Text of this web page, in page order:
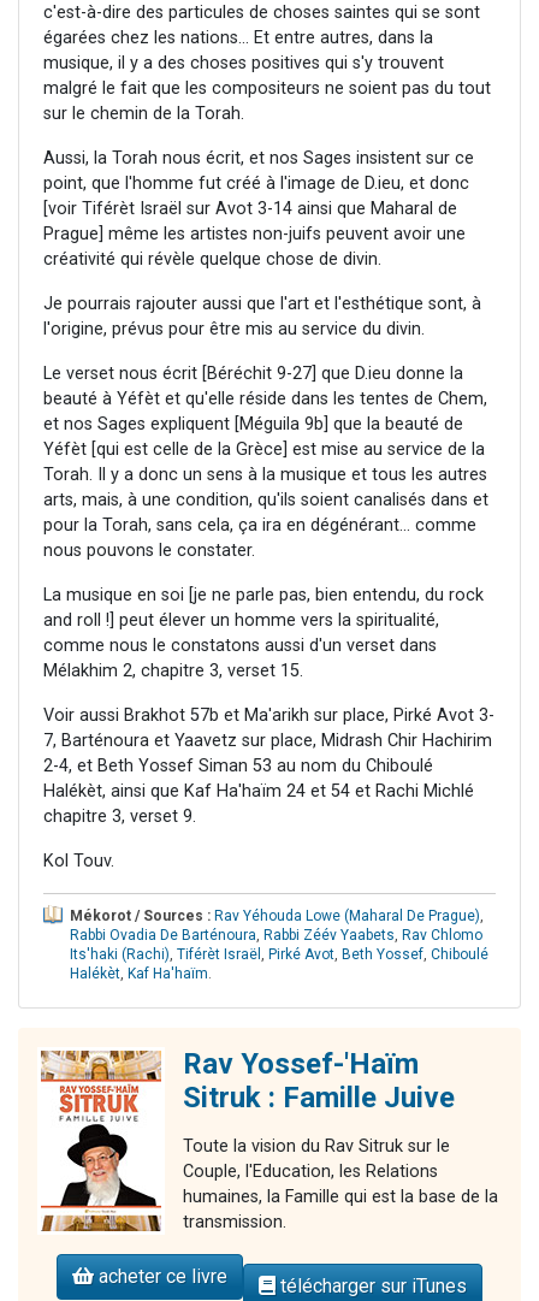
c'est-à-dire des particules de choses saintes qui se sont
égarées chez les nations... Et entre autres, dans la
musique, il y a des choses positives qui s'y trouvent
malgré le fait que les compositeurs ne soient pas du tout
sur le chemin de la Torah.
Aussi, la Torah nous écrit, et nos Sages insistent sur ce
point, que l'homme fut créé à l'image de D.ieu, et donc
[voir Tiférèt Israël sur Avot 3-14 ainsi que Maharal de
Prague] même les artistes non-juifs peuvent avoir une
créativité qui révèle quelque chose de divin.
Je pourrais rajouter aussi que l'art et l'esthétique sont, à
l'origine, prévus pour être mis au service du divin.
Le verset nous écrit [Béréchit 9-27] que D.ieu donne la
beauté à Yéfèt et qu'elle réside dans les tentes de Chem,
et nos Sages expliquent [Méguila 9b] que la beauté de
Yéfèt [qui est celle de la Grèce] est mise au service de la
Torah. Il y a donc un sens à la musique et tous les autres
arts, mais, à une condition, qu'ils soient canalisés dans et
pour la Torah, sans cela, ça ira en dégénérant... comme
nous pouvons le constater.
La musique en soi [je ne parle pas, bien entendu, du rock
and roll !] peut élever un homme vers la spiritualité,
comme nous le constatons aussi d'un verset dans
Mélakhim 2, chapitre 3, verset 15.
Voir aussi Brakhot 57b et Ma'arikh sur place, Pirké Avot 3-
7, Barténoura et Yaavetz sur place, Midrash Chir Hachirim
2-4, et Beth Yossef Siman 53 au nom du Chiboulé
Halékèt, ainsi que Kaf Ha'haïm 24 et 54 et Rachi Michlé
chapitre 3, verset 9.
Kol Touv.
Mékorot / Sources : Rav Yéhouda Lowe (Maharal De Prague),
Rabbi Ovadia De Barténoura, Rabbi Zéév Yaabets, Rav Chlomo
Its'haki (Rachi), Tiférèt Israël , Pirké Avot, Beth Yossef, Chiboulé
Halékèt, Kaf Ha'haïm.
Rav Yossef-'Haïm
Sitruk : Famille Juive
Toute la vision du Rav Sitruk sur le
Couple, l'Education, les Relations
humaines, la Famille qui est la base de la
transmission.
acheter ce livre télécharger sur iTunes